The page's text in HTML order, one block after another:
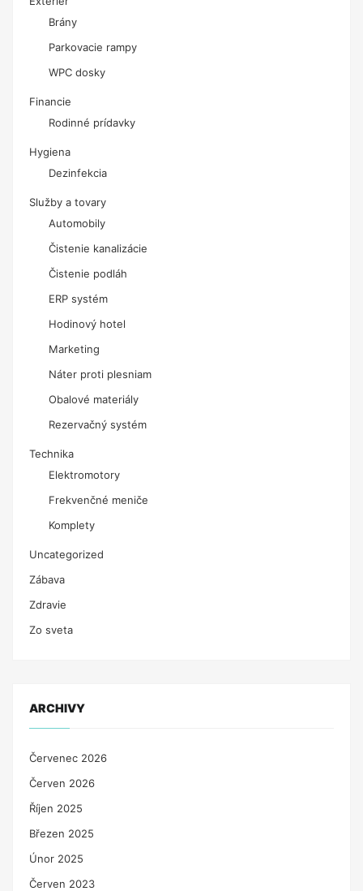
Brány
Parkovacie rampy
WPC dosky
Financie
Rodinné prídavky
Hygiena
Dezinfekcia
Služby a tovary
Automobily
Čistenie kanalizácie
Čistenie podláh
ERP systém
Hodinový hotel
Marketing
Náter proti plesniam
Obalové materiály
Rezervačný systém
Technika
Elektromotory
Frekvenčné meniče
Komplety
Uncategorized
Zábava
Zdravie
Zo sveta
ARCHIVY
Červenec 2026
Červen 2026
Říjen 2025
Březen 2025
Únor 2025
Červen 2023